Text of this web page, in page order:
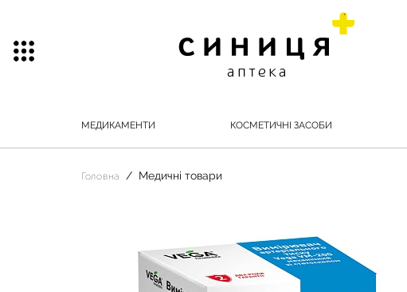
МЕДИКАМЕНТИ КОСМЕТИЧНІ ЗАСОБИ
Головна Медичні товари